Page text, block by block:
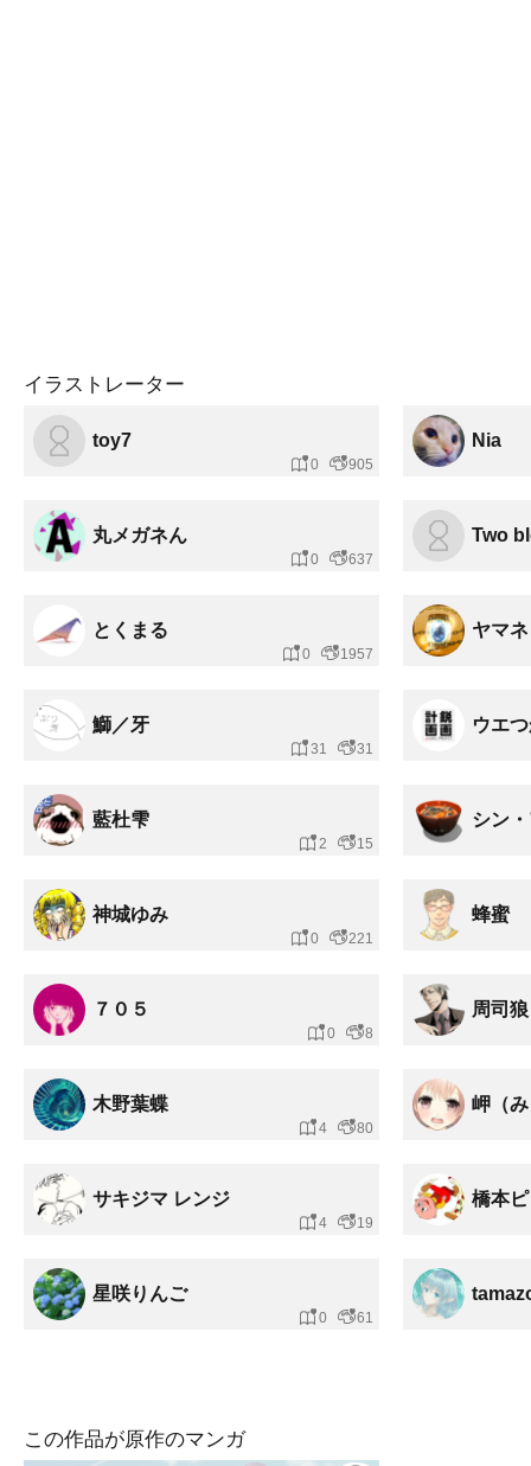
イラストレーター
toy7
0 905
Nia
丸メガネん
0 637
Two
とくまる
0 1957
ヤマネ
鰤／牙
31 31
ウエ
藍杜雫
2 15
シン
神城ゆみ
0 221
蜂蜜
７０５
0 8
周司狼
木野葉蝶
4 80
岬（
サキジマ レンジ
4 19
橋本
星咲りんご
0 61
この作品が原作のマンガ